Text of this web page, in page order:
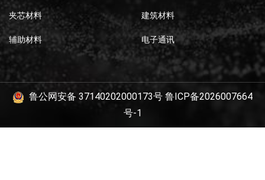
夹芯材料
辅助材料
建筑材料
电子通讯
鲁公网安备 37140202000173号 鲁ICP备2026007664
号-1